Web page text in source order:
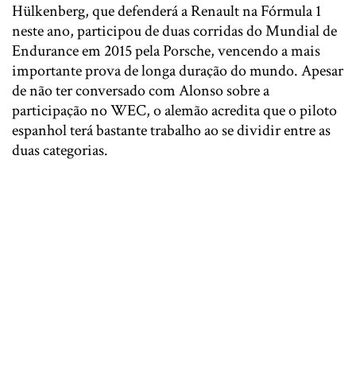
Hülkenberg, que defenderá a Renault na Fórmula 1
neste ano, participou de duas corridas do Mundial de
Endurance em 2015 pela Porsche, vencendo a mais
importante prova de longa duração do mundo. Apesar
de não ter conversado com Alonso sobre a
participação no WEC, o alemão acredita que o piloto
espanhol terá bastante trabalho ao se dividir entre as
duas categorias.